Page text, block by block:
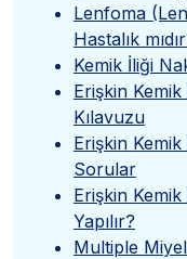
Lenfoma
Hastalık
Kemik İliği
Erişkin
Kılavuzu
Erişkin
Sorular
Erişkin
Yapılır?
Multiple